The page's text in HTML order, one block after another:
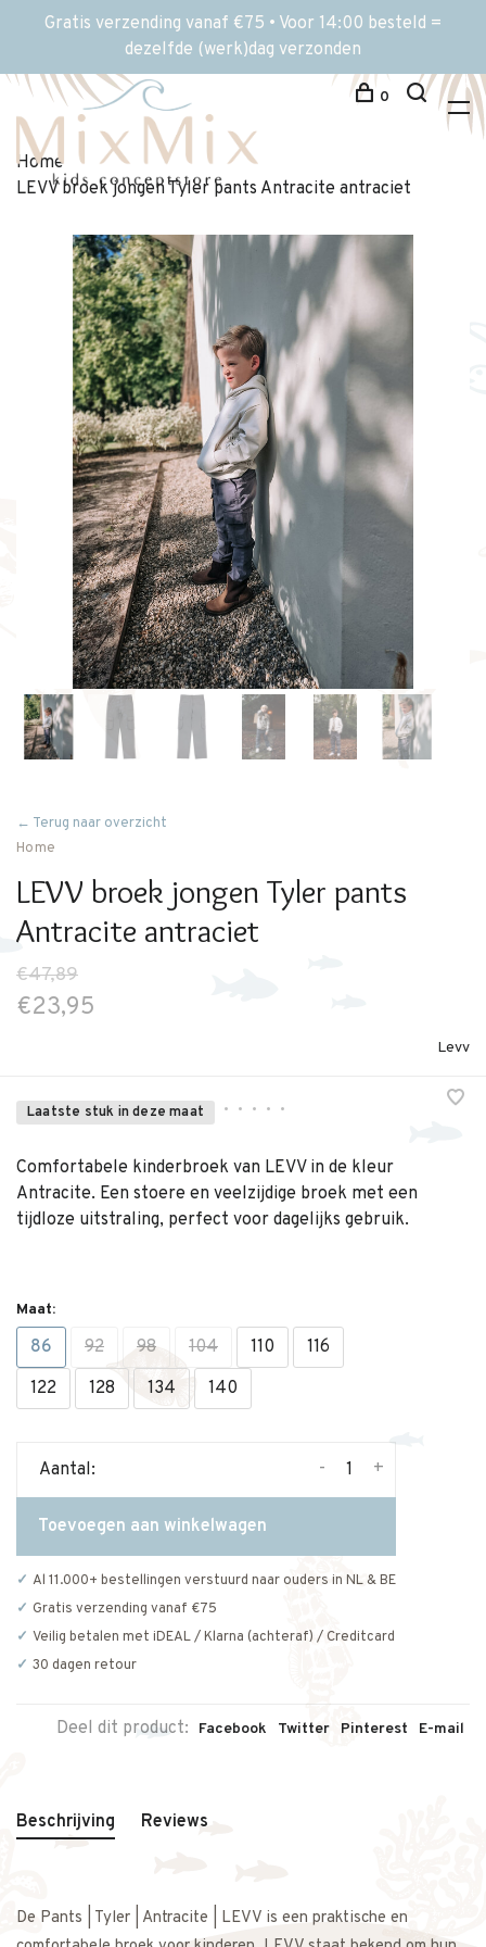
Gratis verzending vanaf €75 • Voor 14:00 besteld =
dezelfde (werk)dag verzonden
0
Home
LEVV broek jongen Tyler pants Antracite antraciet
← Terug naar overzicht
Home
LEVV broek jongen Tyler pants
Antracite antraciet
€47,89
€23,95
Levv
Laatste stuk in deze maat • • • • •
Comfortabele kinderbroek van LEVV in de kleur
Antracite. Een stoere en veelzijdige broek met een
tijdloze uitstraling, perfect voor dagelijks gebruik.
Maat:
86 92 98 104 110
116
122
128 134 140
Aantal: +
-
Toevoegen aan winkelwagen
Al 11.000+ bestellingen verstuurd naar ouders in NL & BE
Gratis verzending vanaf €75
Veilig betalen met iDEAL / Klarna (achteraf) / Creditcard
30 dagen retour
Deel dit product: Facebook Twitter Pinterest E-mail
Beschrijving Reviews
De Pants | Tyler | Antracite | LEVV is een praktische en